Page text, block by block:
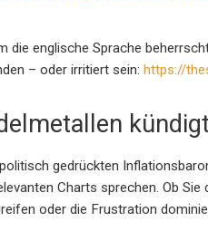
die englische Sprache
– oder irritiert sein: https://
gedrückten
Charts sprechen. Ob
oder die Frustration